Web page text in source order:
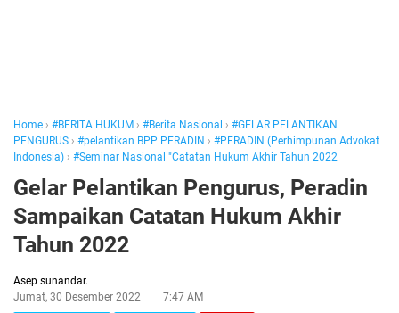
Home › #BERITA HUKUM › #Berita Nasional › #GELAR PELANTIKAN
PENGURUS › #pelantikan BPP PERADIN › #PERADIN (Perhimpunan Advokat
Indonesia) › #Seminar Nasional "Catatan Hukum Akhir Tahun 2022
Gelar Pelantikan Pengurus, Peradin
Sampaikan Catatan Hukum Akhir
Tahun 2022
Asep sunandar.
Jumat, 30 Desember 2022
7:47 AM